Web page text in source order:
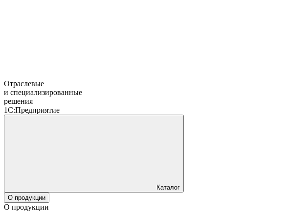
Отраслевые
и специализированные
решения
1С:Предприятие
Каталог
О продукции
О продукции